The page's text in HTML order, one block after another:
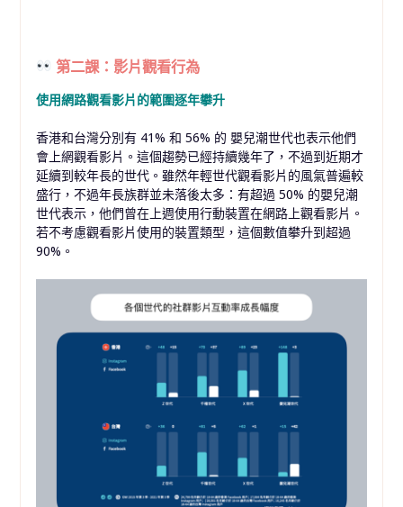
第二課：影片觀看行為
使用網路觀看影片的範圍逐年攀升
香港和台灣分別有 41% 和 56% 的 嬰兒潮世代也表示他們
會上網觀看影片。這個趨勢已經持續幾年了，不過到近期才
延續到較年長的世代。雖然年輕世代觀看影片的風氣普遍較
盛行，不過年長族群並未落後太多：有超過 50% 的嬰兒潮
世代表示，他們曾在上週使用行動裝置在網路上觀看影片。
若不考慮觀看影片使用的裝置類型，這個數值攀升到超過
90%。